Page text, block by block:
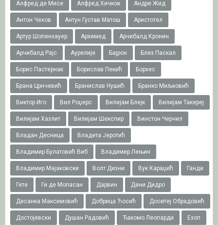
Алфред де Мисе Алфред Хичкок Андре Жид
Антон Чехов Антун Густав Матош Аристотел
Артур Шопенхауер Архимед Арчибалд Кронин
Арчибалд Рајс Аурелије Бајрон Блез Паскал
Борис Пастернак Борислав Пекић Борхес
Брана Црнчевић Бранислав Нушић Бранко Миљковић
Виктор Иго Вил Роџерс Вилијам Блејк Вилијам Такереj
Вилијам Хазлит Вилијам Шекспир Винстон Черчил
Владан Десница Владета Јеротић
Владимир Булатовић Виб Владимир Лењин
Владимир Мајаковски Волт Дизни Вук Караџић Ганди
Гете Ги де Мопасан Дарвин Дени Дидро
Десанка Максимовић Добрица Ћосић Доситеј Обрадовић
Достојевски Душан Радовић Ђакомо Леопарди Езоп